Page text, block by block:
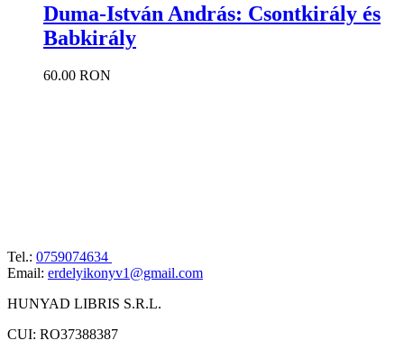
Duma-István András: Csontkirály és
Babkirály
60.00 RON
Tel.: 0759074634
Email: erdelyikonyv1@gmail.com
HUNYAD LIBRIS S.R.L.
CUI: RO37388387